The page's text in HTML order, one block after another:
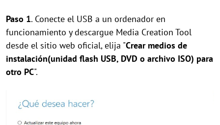
Paso 1. Conecte el USB a un ordenador en
funcionamiento y descargue Media Creation Tool
desde el sitio web oficial, elija "Crear medios de
instalación(unidad flash USB, DVD o archivo ISO) para
otro PC".